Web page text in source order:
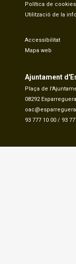
Política de cookies
Utilització de la
Accessibilitat
Mapa web
Ajuntament
Plaça de
08292 Esparreguera
93 777 10 00 / 93